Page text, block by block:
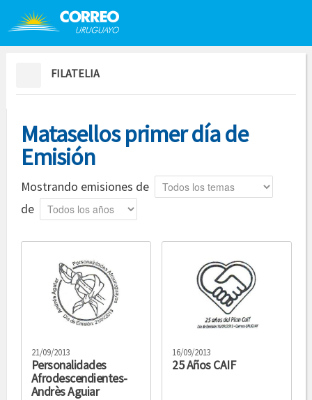
Saltar al contenido
FILATELIA
Matasellos primer día de
Emisión
Mostrando emisiones de Tema
de Año
21/09/2013
Personalidades
Afrodescendientes-
Andrès Aguiar
16/09/2013
25 Años CAIF